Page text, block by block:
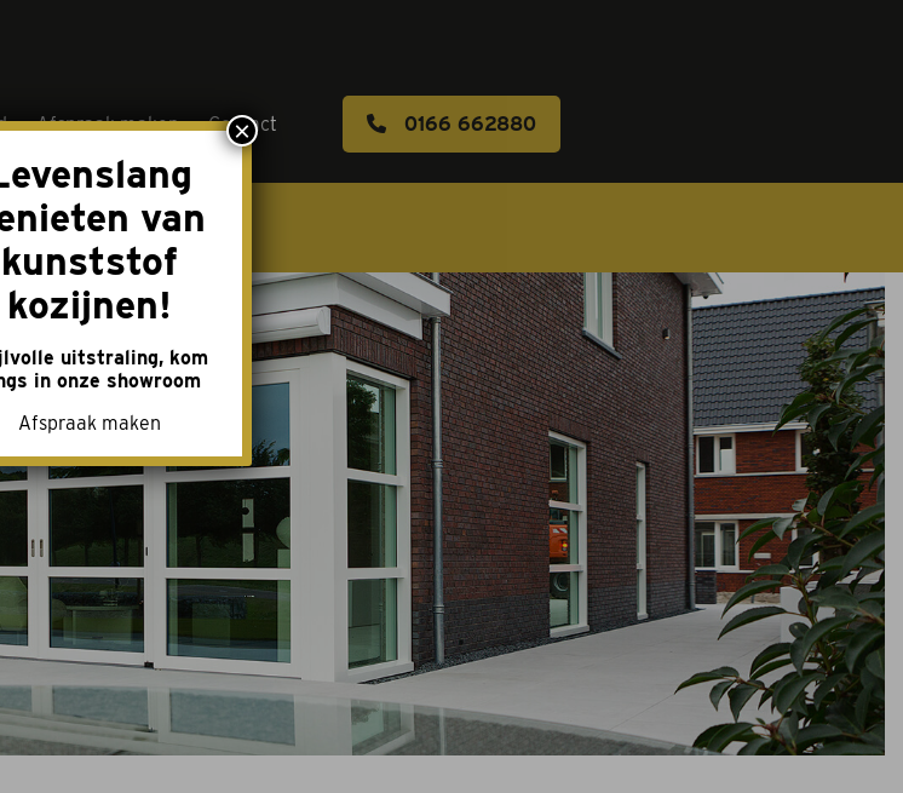
Over ons
Merken
Offerte aanvragen
Montage en onderhoud
Afspraak maken
Contact
Afspraak maken Contact 0166 662880
Toebehoren
van
kunststof
kozijnen!
uitstraling, kom
in onze showroom
Afspraak maken
×